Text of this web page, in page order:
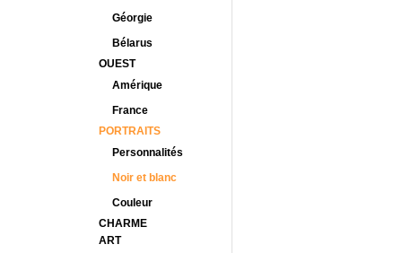
Géorgie
Bélarus
OUEST
Amérique
France
PORTRAITS
Personnalités
Noir et blanc
Couleur
CHARME
ART